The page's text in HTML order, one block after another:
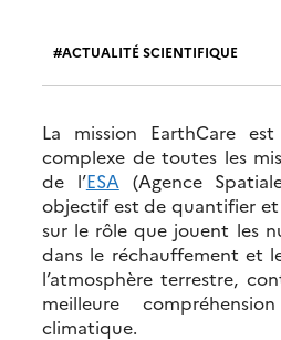
ACTUALITÉ SCIENTIFIQUE
La mission EarthCare
complexe de toutes les
de l’ESA (Agence
objectif est de quantifier
sur le rôle que jouent les
dans le réchauffement et
l’atmosphère terrestre,
meilleure
climatique.